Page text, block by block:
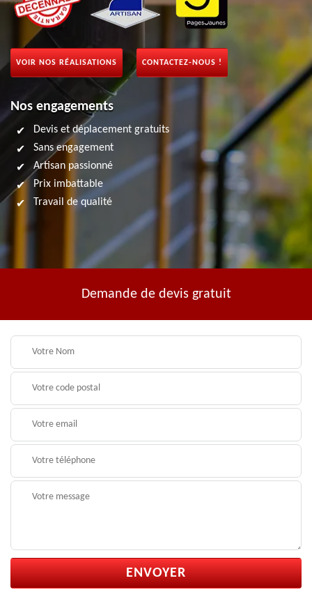
VOIR NOS RÉALISATIONS CONTACTEZ-NOUS !
Nos engagements
Devis et déplacement gratuits
Sans engagement
Artisan passionné
Prix imbattable
Travail de qualité
Demande de devis gratuit